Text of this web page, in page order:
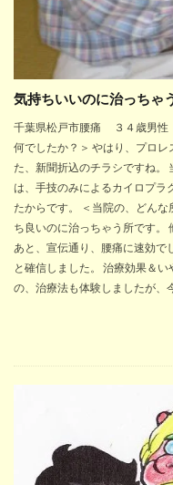
気持ちいいのに治っちゃ
千葉県松戸市腰痛 ３４歳男
何でしたか？＞ やはり、プロ
た、新聞折込のチラシですね。
は、手技のみによるカイロプラ
たからです。 ＜当院の、どん
ち良いのに治っちゃう所です。
あと、宣伝通り、腰痛に速効で
と確信しました。 治療効果＆
の、治療法も体験しましたが、